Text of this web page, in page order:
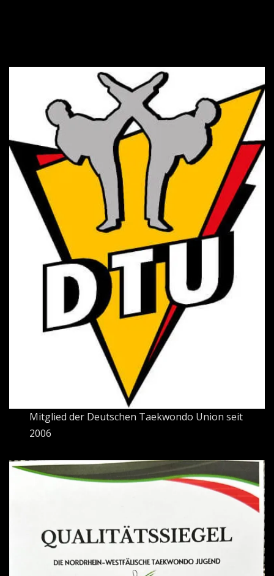
Mitglied der Deutschen Taekwondo Union seit
2006